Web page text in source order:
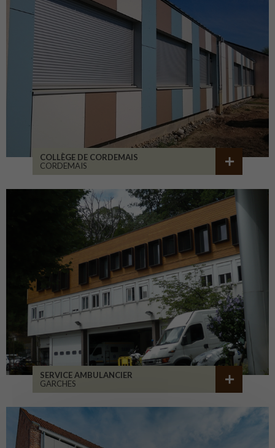
COLLÈGE DE CORDEMAIS
CORDEMAIS
SERVICE AMBULANCIER
GARCHES